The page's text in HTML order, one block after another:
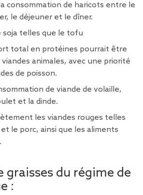
consommation de haricots entre le
le déjeuner et le dîner.
soja telles que le tofu
total en protéines pourrait être
animales, avec une priorité
de poisson.
de viande de volaille,
et la dinde.
les viandes rouges telles
le porc, ainsi que les aliments
graisses du régime de
: